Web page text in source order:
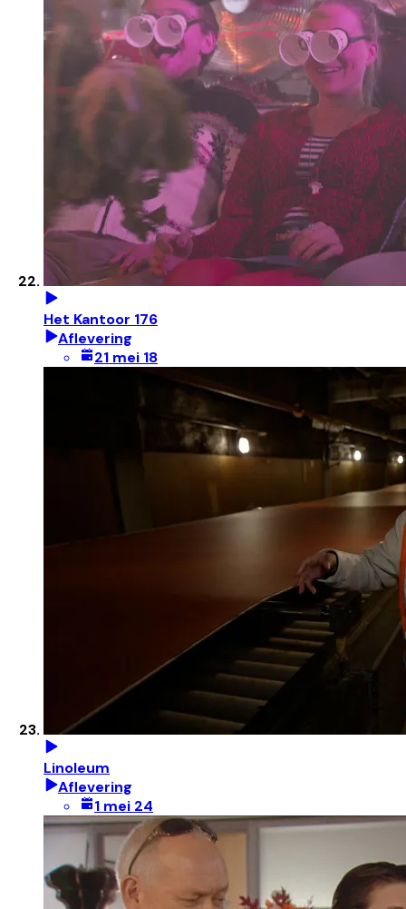
Het Kantoor 176
Aflevering
21 mei 18
Linoleum
Aflevering
1 mei 24